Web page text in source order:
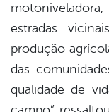
estradas
produção
das
qualidade de